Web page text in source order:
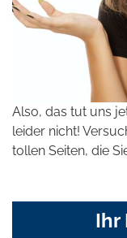
Also, das tut uns
leider nicht!
tollen Seiten, die
Ihr